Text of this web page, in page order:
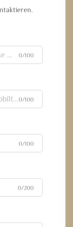
0/100
0/100
0/100
0/200